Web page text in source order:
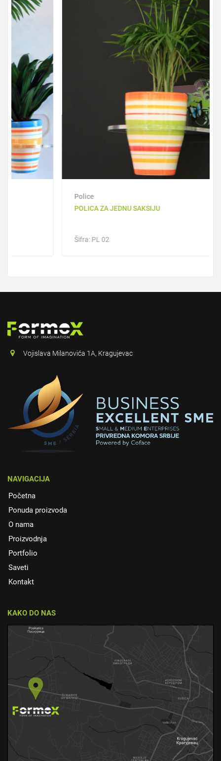
POLICA ZA JEDNU SAKSIJU
Vojislava Milanovića 1A, Kragujevac
NAVIGACIJA
Početna
Ponuda proizvoda
O nama
Proizvodnja
Portfolio
Saveti
Kontakt
KAKO DO NAS